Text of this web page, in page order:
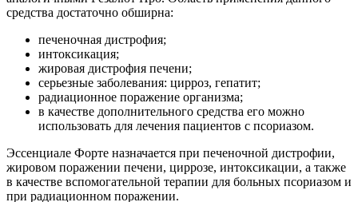
средства достаточно обширна:
печеночная дистрофия;
интоксикация;
жировая дистрофия печени;
серьезные заболевания: цирроз, гепатит;
радиационное поражение организма;
в качестве дополнительного средства его можно
использовать для лечения пациентов с псориазом.
Эссенциале Форте назначается при печеночной дистрофии,
жировом поражении печени, циррозе, интоксикации, а также
в качестве вспомогательной терапии для больных псориазом и
при радиационном поражении.